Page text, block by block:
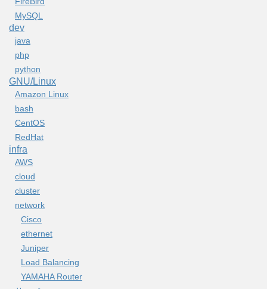
MySQL
dev
java
php
python
GNU/Linux
Amazon Linux
bash
CentOS
RedHat
infra
AWS
cloud
cluster
network
Cisco
ethernet
Juniper
Load Balancing
YAMAHA Router